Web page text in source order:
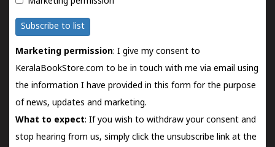
Subscribe to list
Marketing permission: I give my consent to
KeralaBookStore.com to be in touch with me via email using
the information I have provided in this form for the purpose
of news, updates and marketing.
What to expect: If you wish to withdraw your consent and
stop hearing from us, simply click the unsubscribe link at the